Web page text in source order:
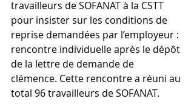
travailleurs de SOFANAT à la CSTT
pour insister sur les conditions de
reprise demandées par l’employeur :
rencontre individuelle après le dépôt
de la lettre de demande de
clémence. Cette rencontre a réuni au
total 96 travailleurs de SOFANAT.